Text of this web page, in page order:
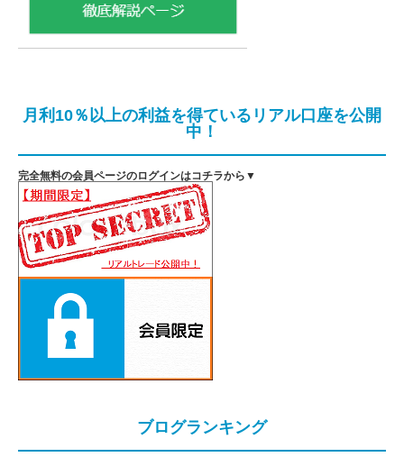
月利10％以上の利益を得ているリアル口座を公開
中！
完全無料の会員ページのログインはコチラから▼
ブログランキング